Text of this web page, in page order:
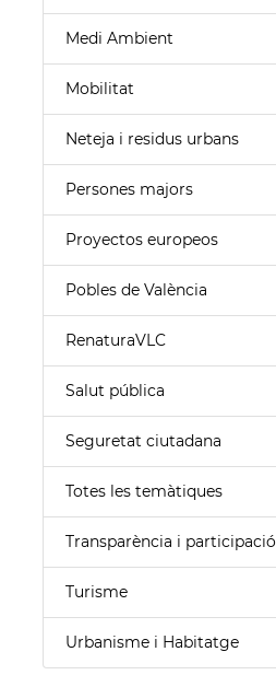
Medi Ambient
Mobilitat
Neteja i residus urbans
Persones majors
Proyectos europeos
Pobles de València
RenaturaVLC
Salut pública
Seguretat ciutadana
Totes les temàtiques
Transparència i participació
Turisme
Urbanisme i Habitatge